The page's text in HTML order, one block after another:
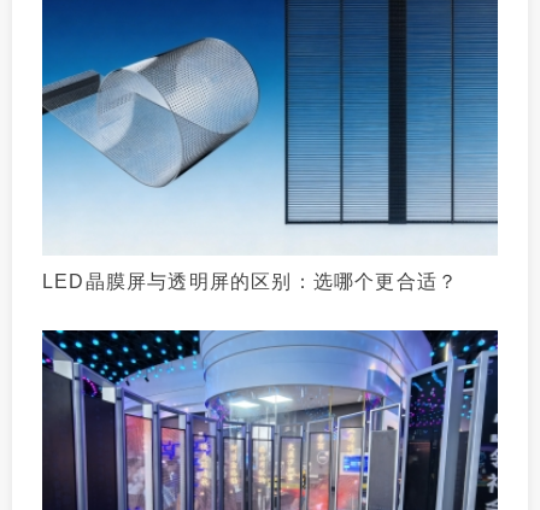
LED晶膜屏与透明屏的区别：选哪个更合适？